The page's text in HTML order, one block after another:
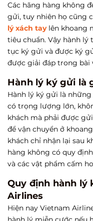
Các hãng hàng không
gửi, tuy nhiên họ cũng
lý xách taylên khoang
tiêu chuẩn. Vậy hành
tục ký gửi và được ký
được giải đáp trong bài
Hành lý ký gửi là
Hành lý ký gửi là
có trọng lượng lớn,
khách mà phải được
để vận chuyển ở
khách chỉ nhận lại sau
hàng không có quy
và các vật phẩm cấm
Quy định hành lý
Airlines
Hiện nay Vietnam